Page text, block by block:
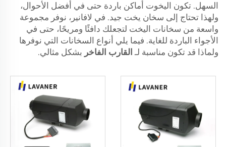
السهل. تكون اليخوت أماكن باردة حتى في أفضل الأحوال،
ولهذا تحتاج إلى سخان يخت جيد. في لافانير، نوفر مجموعة
واسعة من سخانات اليخت لتجعلك دافئًا ومريحًا، حتى في
الأجواء الباردة للغاية. فيما يلي أنواع السخانات التي نوفرها
ولماذا قد تكون مناسبة لـ القارب الفاخر بشكل مثالي.